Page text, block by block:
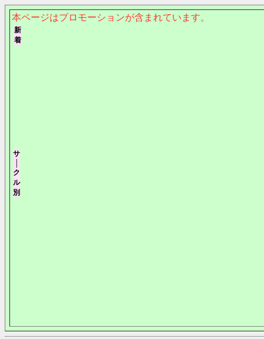
本ページはプロモーションが含まれています。